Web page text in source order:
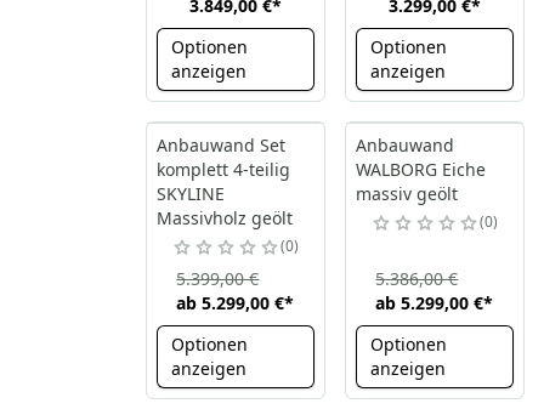
3.849,00 €*
Optionen
anzeigen
3.299,00 €*
Optionen
anzeigen
Anbauwand Set
komplett 4-teilig
SKYLINE
Massivholz geölt
0
ab 5.299,00 €*
5.399,00 €
Optionen
anzeigen
Anbauwand
WALBORG Eiche
massiv geölt
0
ab 5.299,00 €*
5.386,00 €
Optionen
anzeigen